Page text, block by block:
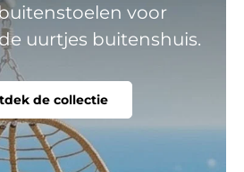
voor
uurtjes buitenshuis.
de collectie